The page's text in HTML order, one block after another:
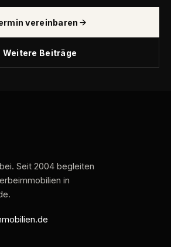
vereinbaren
Weitere Beiträge
. Seit 2004 begleiten
in